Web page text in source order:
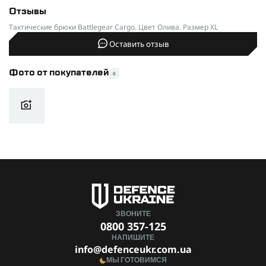
Отзывы
Тактические брюки Battlegear Cargo. Цвет Олива. Размер XL
Оставить отзыв
Фото от покупателей 0
ЗВОНИТЕ
0800 357-125
НАПИШИТЕ
info@defenceukr.com.ua
МЫ ГОТОВИМСЯ